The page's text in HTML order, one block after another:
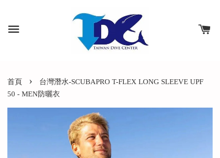
首頁 ›
台灣潛水-SCUBAPRO T-FLEX LONG SLEEVE UPF
50 - MEN防曬衣